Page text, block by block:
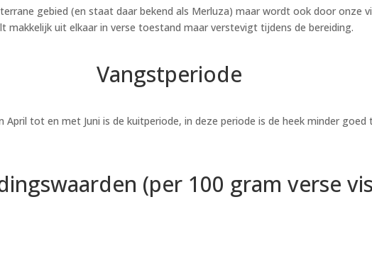
gebied (en staat daar bekend als Merluza) maar wordt ook door onze
makkelijk uit elkaar in verse toestand maar verstevigt tijdens de bereiding.
Vangstperiode
tot en met Juni is de kuitperiode, in deze periode is de heek minder goed
(per 100 gram verse